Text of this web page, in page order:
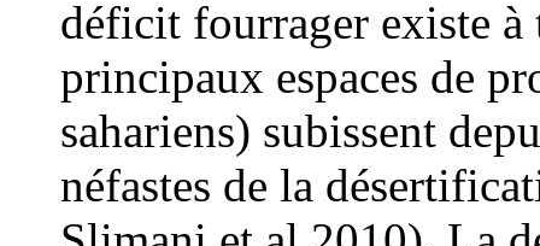
déficit fourrager existe à
principaux espaces de
sahariens) subissent
néfastes de la